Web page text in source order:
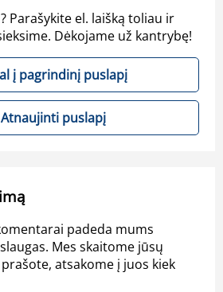
Parašykite el. laišką toliau ir
Dėkojame už kantrybę!
į pagrindinį puslapį
Atnaujinti puslapį
padeda mums
Mes skaitome jūsų
atsakome į juos kiek